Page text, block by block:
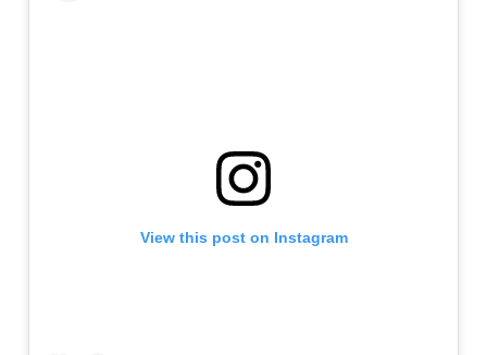
View this post on Instagram